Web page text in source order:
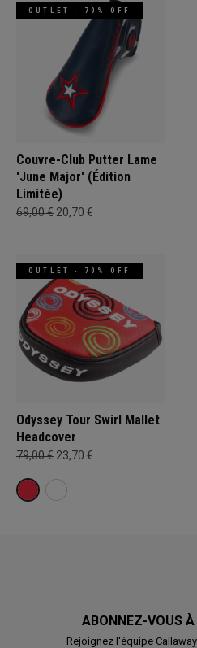
OUTLET - 70% OFF
Couvre-Club Putter Lame
'June Major' (Édition
Limitée)
69,00 € 20,70 €
OUTLET - 70% OFF
Odyssey Tour Swirl Mallet
Headcover
79,00 € 23,70 €
ABONNEZ-VOUS À
Rejoignez l'équipe